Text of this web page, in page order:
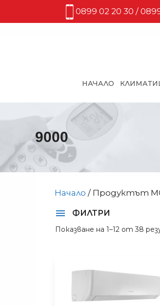
съдържанието
0899 02 20 30 /
НАЧАЛО
9000
Начало / Продуктът
ФИЛТРИ
Показване на 1–12 от 38